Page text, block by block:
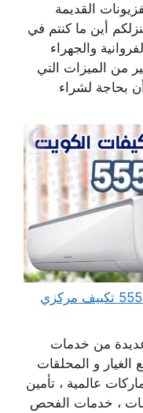
القديمة
أين ما كنتم في
والجهراء
من الميزات التي
بحاجة لشراء
فني تكييف وتبريد الرميثية 55560390 تكييف مركزي
من خدمات
الغيار و المحلقات
عالمية ، تأمين
، خدمات الفحص